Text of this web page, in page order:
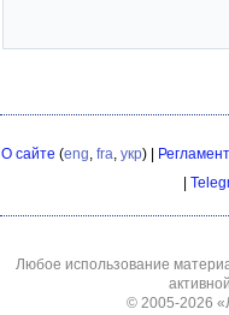
О сайте (eng, fra, укр) | Регламент
Любое использование
© 2005-2026